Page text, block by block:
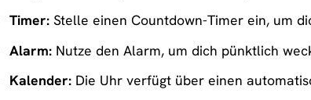
Timer:Stelle einen Countdown-Timer ein, um
Alarm:Nutze den Alarm, um dich pünktlich
Kalender:Die Uhr verfügt über einen